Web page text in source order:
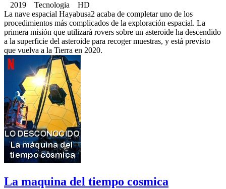
2019 Tecnologia HD
La nave espacial Hayabusa2 acaba de completar uno de los
procedimientos más complicados de la exploración espacial. La
primera misión que utilizará rovers sobre un asteroide ha descendido
a la superficie del asteroide para recoger muestras, y está previsto
que vuelva a la Tierra en 2020.
La maquina del tiempo cosmica